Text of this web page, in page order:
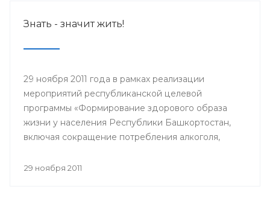
Знать - значит жить!
29 ноября 2011 года в рамках реализации
мероприятий республиканской целевой
программы «Формирование здорового образа
жизни у населения Республики Башкортостан,
включая сокращение потребления алкоголя,
годы» и проведения Всемирного дня борьбы со
29 ноября 2011